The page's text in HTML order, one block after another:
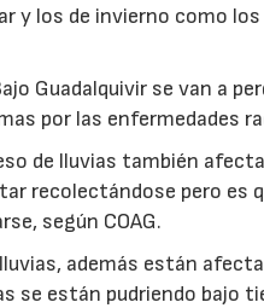
y los de invierno como
Guadalquivir se van a
por las enfermedades
de lluvias también
recolectándose pero es
según COAG.
además están
se están pudriendo bajo